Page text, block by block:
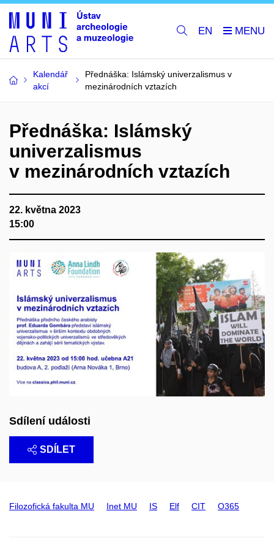
EN
Kalendář
akcí
Přednáška: Islámský univerzalismus v
mezinárodních vztazích
Přednáška: Islámský
univerzalismus
v mezinárodních vztazích
22. května 2023
15:00
Sdílení události
SDÍLET
Filozofická fakulta MU Inet MU IS Elf CIT O365